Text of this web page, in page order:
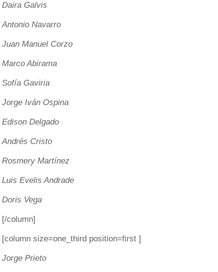
Daira Galvis
Antonio Navarro
Juan Manuel Corzo
Marco Abirama
Sofía Gaviria
Jorge Iván Ospina
Edison Delgado
Andrés Cristo
Rosmery Martínez
Luis Evelis Andrade
Doris Vega
[/column]
[column size=one_third position=first ]
Jorge Prieto